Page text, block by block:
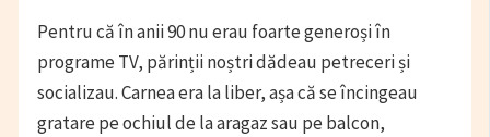
Pentru că în anii 90 nu erau foarte generoși în
programe TV, părinții noștri dădeau petreceri și
socializau. Carnea era la liber, așa că se încingeau
gratare pe ochiul de la aragaz sau pe balcon,